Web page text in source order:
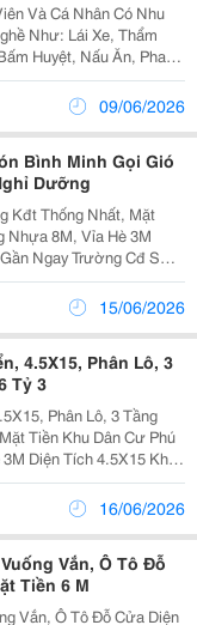
Và Cá Nhân Có Nhu
Như: Lái Xe, Thẩm
Huyệt, Nấu Ăn, Pha
Phí: 2.500.000 - 2.700.000 Đồng ⏳ Thời Gian Học:...
09/06/2026
Bình Minh Gọi Gió
Dưỡng
Kđt Thống Nhất, Mặt
Hạ
Gần Ql6, Công An, Uỷ Ban Phường...
15/06/2026
4.5X15, Phân Lô, 3
Tỷ 3
Phân Lô, 3 Tầng
Diện Tích 4.5X15 Khu
Trí Sổ Riêng Đẹp,
Tùng Thiện...16/06/2026
Vắn, Ô Tô Đỗ
Tiền 6 M
Ô Tô Đỗ Cửa Diện